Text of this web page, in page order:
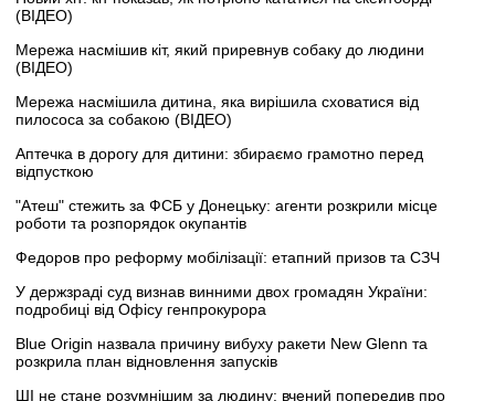
(ВІДЕО)
Мережа насмішив кіт, який приревнув собаку до людини
(ВІДЕО)
Мережа насмішила дитина, яка вирішила сховатися від
пилососа за собакою (ВІДЕО)
Аптечка в дорогу для дитини: збираємо грамотно перед
відпусткою
"Атеш" стежить за ФСБ у Донецьку: агенти розкрили місце
роботи та розпорядок окупантів
Федоров про реформу мобілізації: етапний призов та СЗЧ
У держзраді суд визнав винними двох громадян України:
подробиці від Офісу генпрокурора
Blue Origin назвала причину вибуху ракети New Glenn та
розкрила план відновлення запусків
ШІ не стане розумнішим за людину: вчений попередив про